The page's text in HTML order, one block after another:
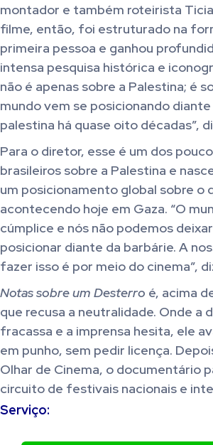
montador e também roteirista
filme, então, foi estruturado na
primeira pessoa e ganhou
intensa pesquisa histórica e
não é apenas sobre a Palestina; é
mundo vem se posicionando
palestina há quase oito décadas”,
Para o diretor, esse é um dos
brasileiros sobre a Palestina e
um posicionamento global sobre o
acontecendo hoje em Gaza. “O
cúmplice e nós não podemos
posicionar diante da barbárie. A
fazer isso é por meio do cinema”,
Notas sobre um Desterro é, acima
que recusa a neutralidade. Onde a
fracassa e a imprensa hesita, ele
em punho, sem pedir licença.
Olhar de Cinema, o documentário
circuito de festivais nacionais e
Serviço: